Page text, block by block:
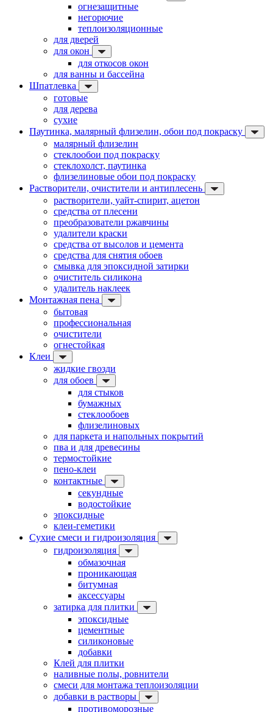
огнезащитные
негорючие
теплоизоляционные
для дверей
для окон
для откосов окон
для ванны и бассейна
Шпатлевка
готовые
для дерева
сухие
Паутинка, малярный флизелин, обои под покраску
малярный флизелин
стеклообои под покраску
стеклохолст, паутинка
флизелиновые обои под покраску
Растворители, очистители и антиплесень
растворители, уайт-спирит, ацетон
средства от плесени
преобразователи ржавчины
удалители краски
средства от высолов и цемента
средства для снятия обоев
смывка для эпоксидной затирки
очиститель силикона
удалитель наклеек
Монтажная пена
бытовая
профессиональная
очистители
огнестойкая
Клеи
жидкие гвозди
для обоев
для стыков
бумажных
стеклообоев
флизелиновых
для паркета и напольных покрытий
пва и для древесины
термостойкие
пено-клеи
контактные
секундные
водостойкие
эпоксидные
клеи-геметики
Сухие смеси и гидроизоляция
гидроизоляция
обмазочная
проникающая
битумная
аксессуары
затирка для плитки
эпоксидные
цементные
силиконовые
добавки
Клей для плитки
наливные полы, ровнители
смеси для монтажа теплоизоляции
добавки в растворы
противоморозные